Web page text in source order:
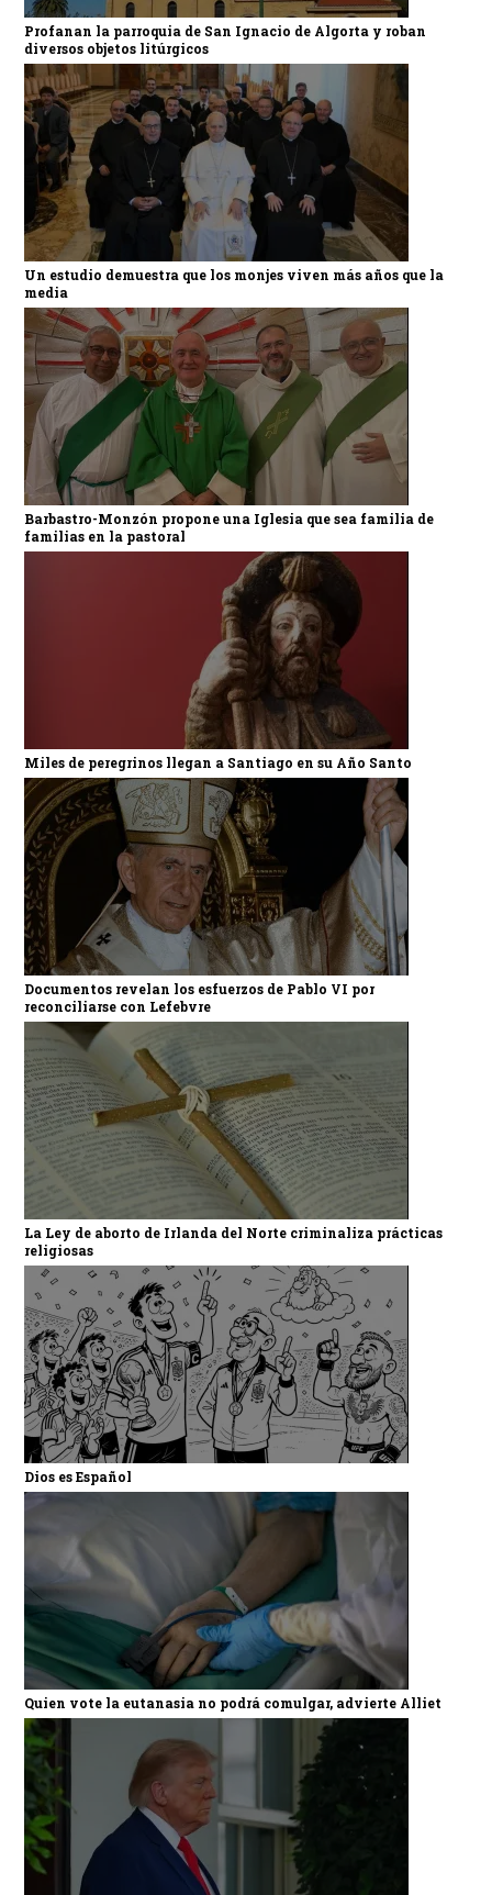
Profanan la parroquia de San Ignacio de Algorta y roban
diversos objetos litúrgicos
Un estudio demuestra que los monjes viven más años que la
media
Barbastro-Monzón propone una Iglesia que sea familia de
familias en la pastoral
Miles de peregrinos llegan a Santiago en su Año Santo
Documentos revelan los esfuerzos de Pablo VI por
reconciliarse con Lefebvre
La Ley de aborto de Irlanda del Norte criminaliza prácticas
religiosas
Dios es Español
Quien vote la eutanasia no podrá comulgar, advierte Alliet